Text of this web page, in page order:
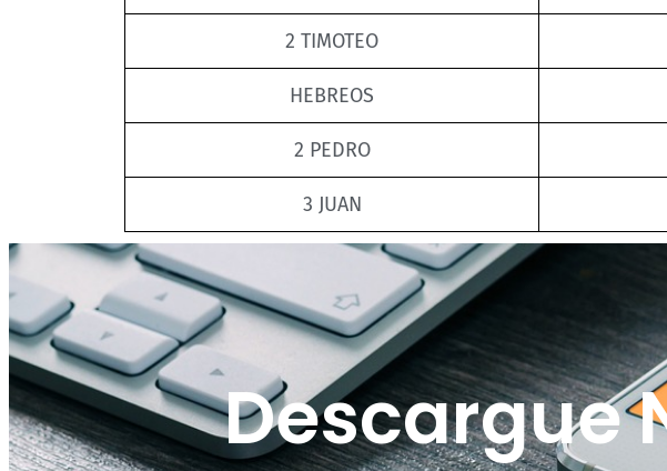
2 TIMOTEO
HEBREOS
2 PEDRO
3 JUAN
Descargue